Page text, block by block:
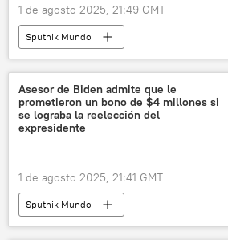
1 de agosto 2025, 21:49 GMT
Sputnik Mundo
Asesor de Biden admite que le
prometieron un bono de $4 millones si
se lograba la reelección del
expresidente
1 de agosto 2025, 21:41 GMT
Sputnik Mundo